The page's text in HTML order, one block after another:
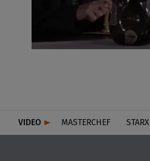
VIDEO MASTERCHEF STARX